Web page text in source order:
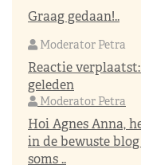
Graag gedaan!..
Moderator Petra
Reactie verplaatst:
geleden
Moderator Petra
Hoi Agnes Anna,
in de bewuste
soms ..